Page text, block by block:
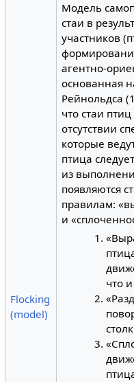
Flocking
(model)
Модель
стаи в
участников
агентно-
основанная
Рейнольдса
что стаи
отсутствии
которые
птица
из
появляются
правилам:
и
что